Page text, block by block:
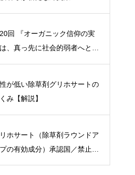
の給食を考える会」がオープ
回 『オーガニック信仰の実
、真っ先に社会的弱者へと向
』【オーガニック問題研究会
が低い除草剤グリホサートの
み【解説】
ホサート（除草剤ラウンドア
の有効成分）承認国／禁止国